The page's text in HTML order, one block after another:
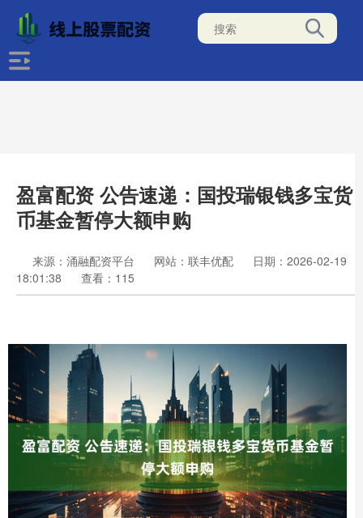
盈富配资 公告速递：国投瑞银钱多宝货
币基金暂停大额申购
来源：涌融配资平台 网站：联丰优配
日期：2026-02-19
18:01:38
查看：115